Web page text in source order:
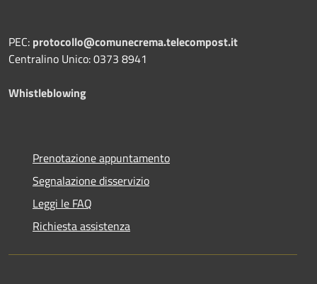
PEC: protocollo@comunecrema.telecompost.it
Centralino Unico: 0373 8941
Whistleblowing
Prenotazione appuntamento
Segnalazione disservizio
Leggi le FAQ
Richiesta assistenza